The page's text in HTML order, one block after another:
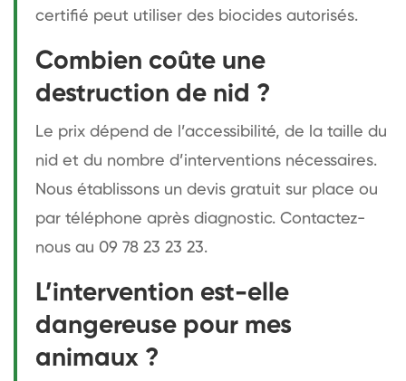
certifié peut utiliser des biocides autorisés.
Combien coûte une
destruction de nid ?
Le prix dépend de l’accessibilité, de la taille du
nid et du nombre d’interventions nécessaires.
Nous établissons un devis gratuit sur place ou
par téléphone après diagnostic. Contactez-
nous au 09 78 23 23 23.
L’intervention est-elle
dangereuse pour mes
animaux ?